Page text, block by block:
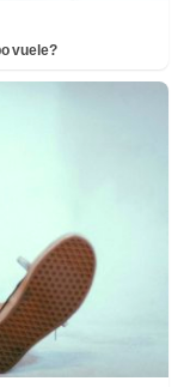
vuele?